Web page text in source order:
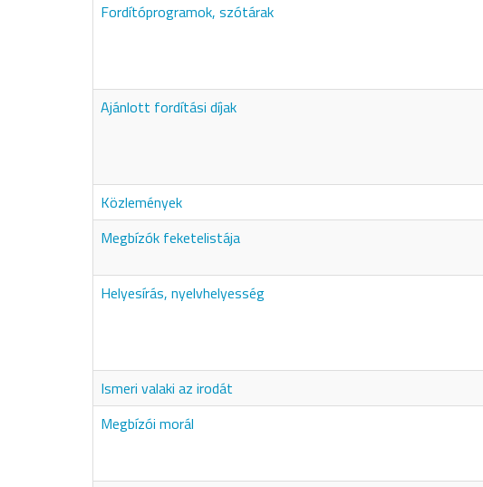
Fordítóprogramok, szótárak
Ajánlott fordítási díjak
Közlemények
Megbízók feketelistája
Helyesírás, nyelvhelyesség
Ismeri valaki az irodát
Megbízói morál